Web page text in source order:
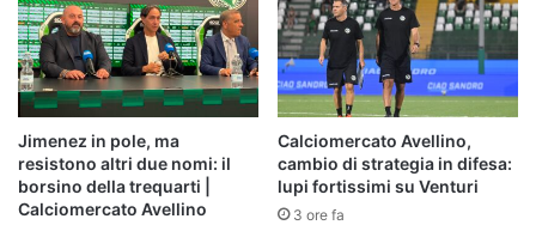
Jimenez in pole, ma
resistono altri due nomi: il
borsino della trequarti |
Calciomercato Avellino
Calciomercato Avellino,
cambio di strategia in difesa:
lupi fortissimi su Venturi
3 ore fa